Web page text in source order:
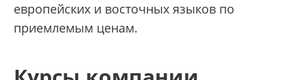
европейских и восточных языков по
приемлемым ценам.